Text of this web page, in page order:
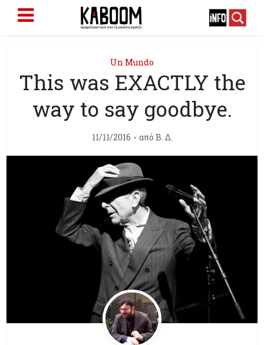
Un Mundo
This was EXACTLY the
way to say goodbye.
11/11/2016 από Β. Δ.